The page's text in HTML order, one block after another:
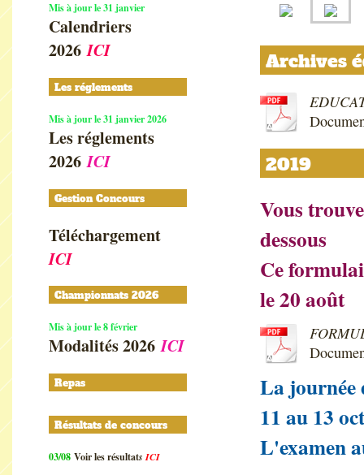
Mis à jour le 31 janvier
Calendriers
2026ICI
Les réglements
Mis à jour le 31 janvier 2026
Les réglements
2026ICI
Gestion Concours
Téléchargement
ICI
Championnats 2026
Mis à jour le 8 février
Modalités 2026ICI
Repas
Résultats de concours
03/08 Voir les résultats ICI
Archives
2019
Vous
dessous
Ce
le 20 août
La journée
11 au 13
L'examen